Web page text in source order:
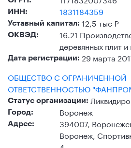
ИНН: 1831184359
Уставный капитал: 12,5 тыс ₽
ОКВЭД:
16.21
деревянных плит
Дата регистрации: 29 марта
ОБЩЕСТВО С ОГРАНИЧЕННОЙ
ОТВЕТСТВЕННОСТЬЮ
Статус организации:
Город: Воронеж
Адрес:
394007,
Воронеж,